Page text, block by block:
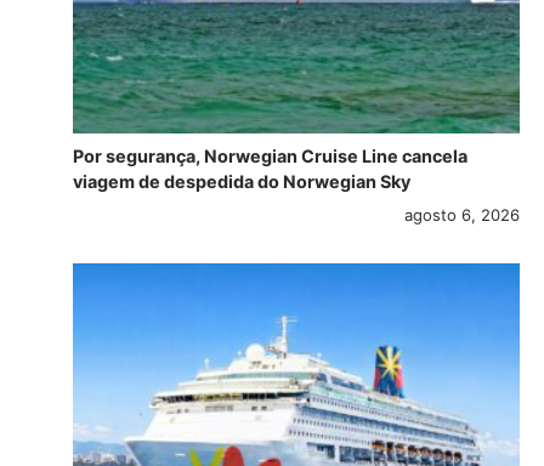
Por segurança, Norwegian Cruise Line cancela
viagem de despedida do Norwegian Sky
agosto 6, 2026